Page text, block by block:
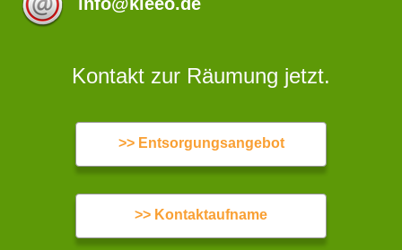
Kontakt zur Räumung jetzt.
>> Entsorgungsangebot
>> Kontaktaufname